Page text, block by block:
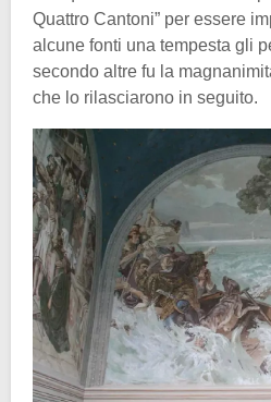
Quattro Cantoni” per essere
alcune fonti una tempesta gli
secondo altre fu la
che lo rilasciarono in seguito.